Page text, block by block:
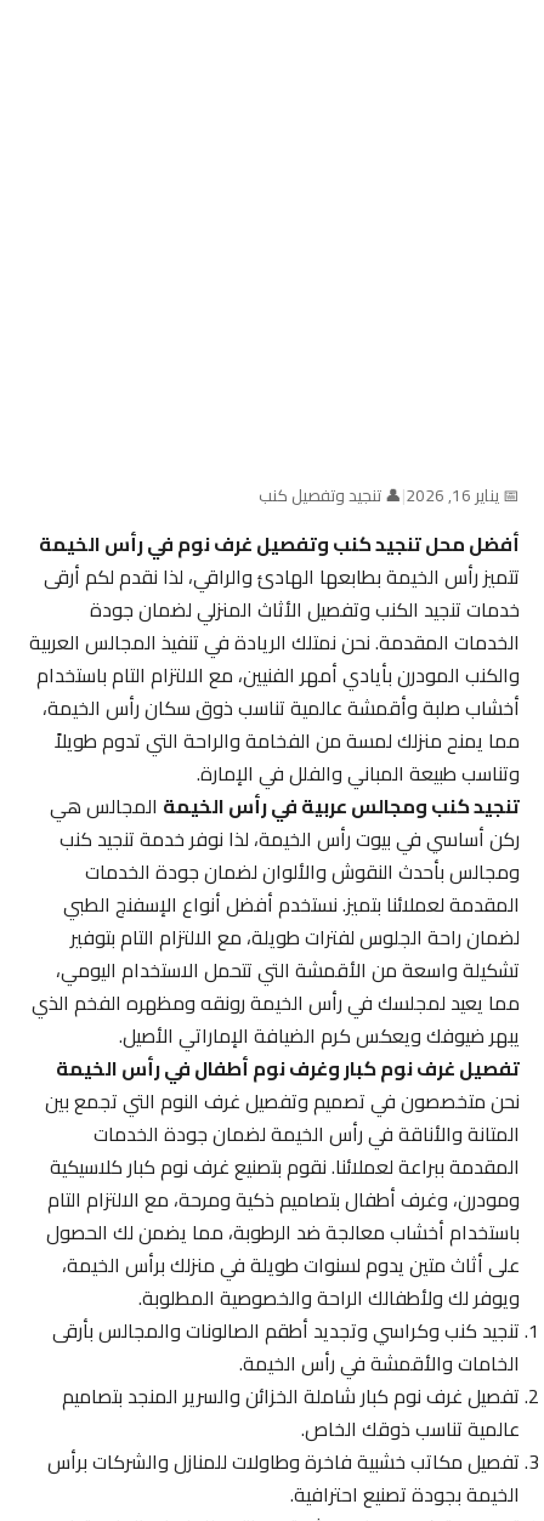
📅 يناير 16, 2026 |👤 تنجيد وتفصيل كنب
أفضل محل تنجيد كنب وتفصيل غرف نوم في رأس الخيمة
تتميز رأس الخيمة بطابعها الهادئ والراقي، لذا نقدم لكم أرقى
خدمات تنجيد الكنب وتفصيل الأثاث المنزلي لضمان جودة
الخدمات المقدمة. نحن نمتلك الريادة في تنفيذ المجالس العربية
والكنب المودرن بأيادي أمهر الفنيين، مع الالتزام التام باستخدام
أخشاب صلبة وأقمشة عالمية تناسب ذوق سكان رأس الخيمة،
مما يمنح منزلك لمسة من الفخامة والراحة التي تدوم طويلاً
وتناسب طبيعة المباني والفلل في الإمارة.
تنجيد كنب ومجالس عربية في رأس الخيمةالمجالس هي
ركن أساسي في بيوت رأس الخيمة، لذا نوفر خدمة تنجيد كنب
ومجالس بأحدث النقوش والألوان لضمان جودة الخدمات
المقدمة لعملائنا بتميز. نستخدم أفضل أنواع الإسفنج الطبي
لضمان راحة الجلوس لفترات طويلة، مع الالتزام التام بتوفير
تشكيلة واسعة من الأقمشة التي تتحمل الاستخدام اليومي،
مما يعيد لمجلسك في رأس الخيمة رونقه ومظهره الفخم الذي
يبهر ضيوفك ويعكس كرم الضيافة الإماراتي الأصيل.
تفصيل غرف نوم كبار وغرف نوم أطفال في رأس الخيمة
نحن متخصصون في تصميم وتفصيل غرف النوم التي تجمع بين
المتانة والأناقة في رأس الخيمة لضمان جودة الخدمات
المقدمة ببراعة لعملائنا. نقوم بتصنيع غرف نوم كبار كلاسيكية
ومودرن، وغرف أطفال بتصاميم ذكية ومرحة، مع الالتزام التام
باستخدام أخشاب معالجة ضد الرطوبة، مما يضمن لك الحصول
على أثاث متين يدوم لسنوات طويلة في منزلك برأس الخيمة،
ويوفر لك ولأطفالك الراحة والخصوصية المطلوبة.
تنجيد كنب وكراسي وتجديد أطقم الصالونات والمجالس بأرقى
الخامات والأقمشة في رأس الخيمة.
تفصيل غرف نوم كبار شاملة الخزائن والسرير المنجد بتصاميم
عالمية تناسب ذوقك الخاص.
تفصيل مكاتب خشبية فاخرة وطاولات للمنازل والشركات برأس
الخيمة بجودة تصنيع احترافية.